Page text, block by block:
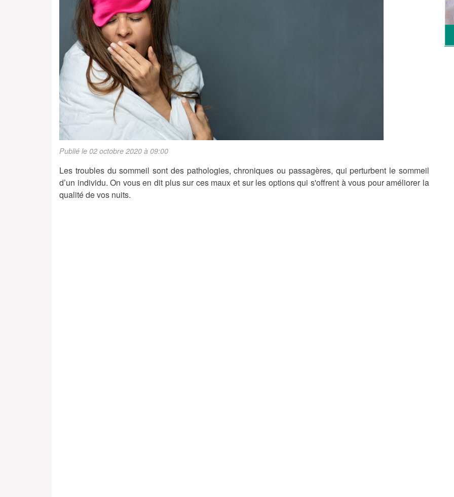
Publié le 02 octobre 2020 à 09:00
Les troubles du sommeil sont des pathologies, chroniques ou passagères, qui perturbent le sommeil
d’un individu. On vous en dit plus sur ces maux et sur les options qui s'offrent à vous pour améliorer la
qualité de vos nuits.